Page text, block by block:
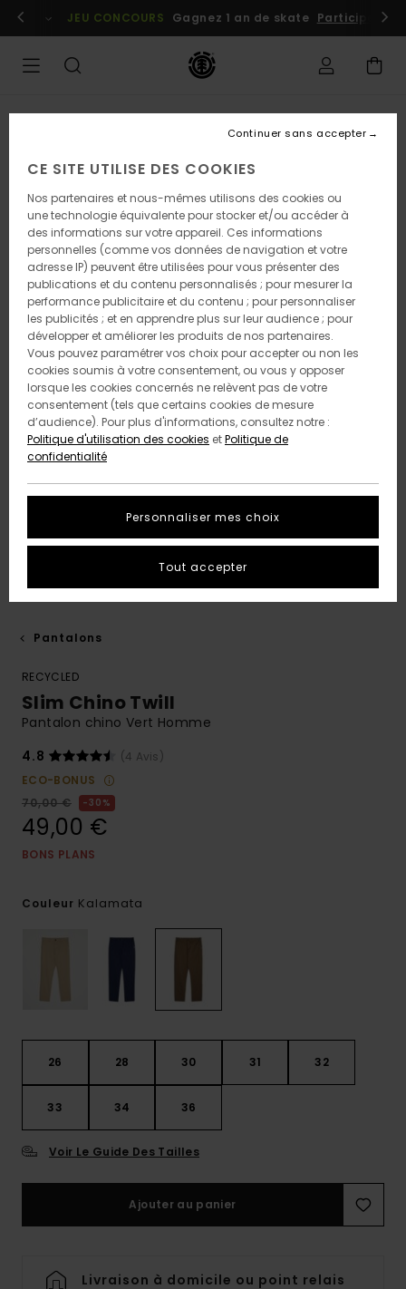
l'information
Se connecter / s'inscrire
JEU CONCOURS Gagnez 1 an de skate Participez
Pantalons
RECYCLED
Slim Chino Twill
Pantalon chino Vert Homme
4.8
(4 Avis)
ECO-BONUS
70,00 €
30%
49,00 €
BONS PLANS
Couleur Kalamata
26 28 30 31 32
33 34 36
Voir Le Guide Des Tailles
Ajouter au panier
Livraison à domicile ou point relais
CE SITE UTILISE DES COOKIES
Nos partenaires et nous-mêmes utilisons des cookies ou
une technologie équivalente pour stocker et/ou accéder à
des informations sur votre appareil. Ces informations
personnelles (comme vos données de navigation et votre
adresse IP) peuvent être utilisées pour vous présenter des
publications et du contenu personnalisés ; pour mesurer la
performance publicitaire et du contenu ; pour personnaliser
les publicités ; et en apprendre plus sur leur audience ; pour
développer et améliorer les produits de nos partenaires.
Vous pouvez paramétrer vos choix pour accepter ou non les
cookies soumis à votre consentement, ou vous y opposer
lorsque les cookies concernés ne relèvent pas de votre
consentement (tels que certains cookies de mesure
d’audience). Pour plus d'informations, consultez notre :
Politique d'utilisation des cookies etPolitique de
confidentialité
Personnaliser mes choix
Continuer sans accepter
Tout accepter